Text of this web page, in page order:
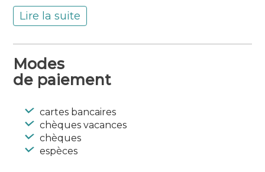
terrain multisports, de pétanque, mini-golf,
aires de jeux enfants Léoland, billard et
environnement). Activités de journée et
animation de soirée.
3 mois pendant les vacances scolaires.
Accessible aux personnes en situation de
Lire la suite
Modes
de paiement
cartes bancaires
chèques vacances
chèques
espèces